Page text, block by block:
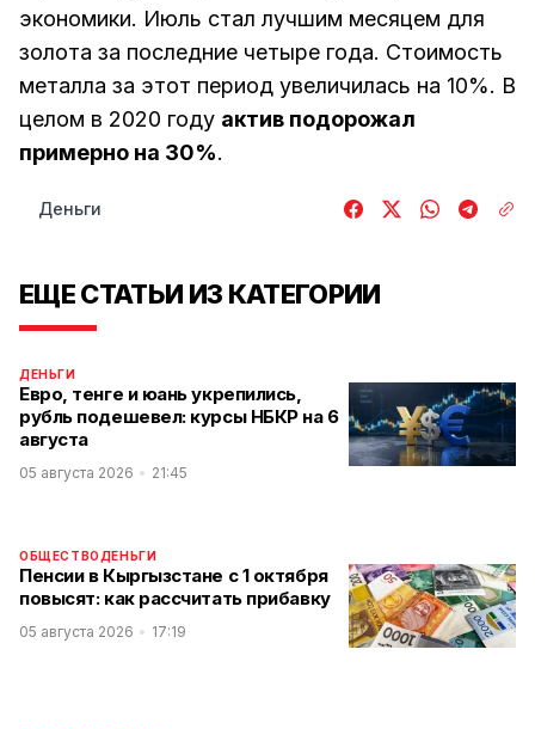
экономики. Июль стал лучшим месяцем для
золота за последние четыре года. Стоимость
металла за этот период увеличилась на 10%. В
целом в 2020 году актив подорожал
примерно на 30%.
Деньги
ЕЩЕ СТАТЬИ ИЗ КАТЕГОРИИ
ДЕНЬГИ
Евро, тенге и юань укрепились,
рубль подешевел: курсы НБКР на 6
августа
05 августа 2026 21:45
ОБЩЕСТВО ДЕНЬГИ
Пенсии в Кыргызстане с 1 октября
повысят: как рассчитать прибавку
05 августа 2026 17:19